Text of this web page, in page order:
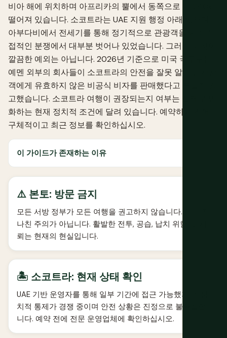
비아 해에 위치하며 아프리카의 뿔에서 동쪽으로 약 240km
떨어져 있습니다. 소코트라는 UAE 지원 행정 아래 있으며
아부다비에서 전세기를 통해 정기적으로 관광객을 받아 직
접적인 분쟁에서 대부분 벗어나 있었습니다. 그러나 이것이
깔끔한 예외는 아닙니다. 2026년 기준으로 미국 국무부는
예멘 외부의 회사들이 소코트라의 안전을 잘못 알리고 관광
객에게 유효하지 않은 비공식 비자를 판매했다고 특별히 경
고했습니다. 소코트라 여행이 권장되는지 여부는 실제로 변
화하는 현재 정치적 조건에 달려 있습니다. 예약하기 전에
구체적이고 최근 정보를 확인하십시오.
이 가이드가 존재하는 이유
⚠️ 본토: 방문 금지
모든 서방 정부가 모든 여행을 권고하지 않습니다. 이는 지
나친 주의가 아닙니다. 활발한 전투, 공습, 납치 위험 및 지
뢰는 현재의 현실입니다.
🏝️ 소코트라: 현재 상태 확인
UAE 기반 운영자를 통해 일부 기간에 접근 가능했지만, 정
치적 통제가 경쟁 중이며 안전 상황은 진정으로 불확실합
니다. 예약 전에 전문 운영업체에 확인하십시오.